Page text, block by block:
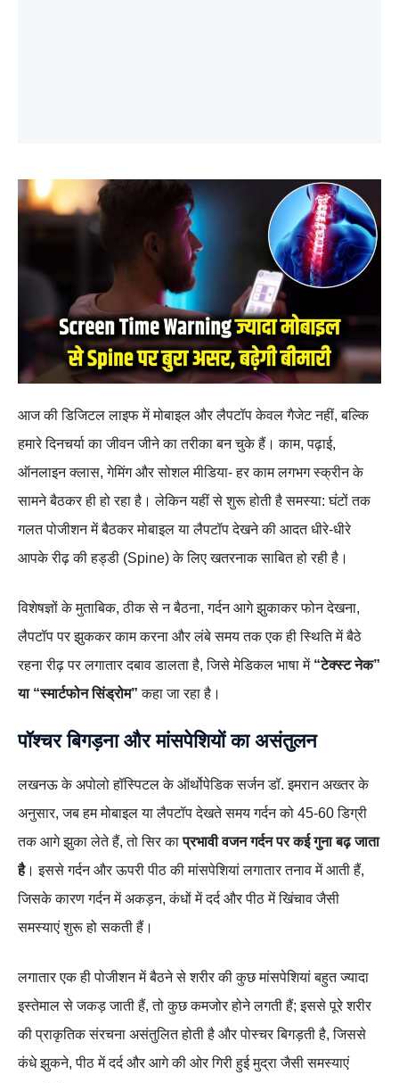
आज की डिजिटल लाइफ में मोबाइल और लैपटॉप केवल गैजेट नहीं, बल्कि
हमारे दिनचर्या का जीवन जीने का तरीका बन चुके हैं। काम, पढ़ाई,
ऑनलाइन क्लास, गेमिंग और सोशल मीडिया- हर काम लगभग स्क्रीन के
सामने बैठकर ही हो रहा है। लेकिन यहीं से शुरू होती है समस्या: घंटों तक
गलत पोजीशन में बैठकर मोबाइल या लैपटॉप देखने की आदत धीरे‑धीरे
आपके रीढ़ की हड्डी (Spine) के लिए खतरनाक साबित हो रही है।
विशेषज्ञों के मुताबिक, ठीक से न बैठना, गर्दन आगे झुकाकर फोन देखना,
लैपटॉप पर झुककर काम करना और लंबे समय तक एक ही स्थिति में बैठे
रहना रीढ़ पर लगातार दबाव डालता है, जिसे मेडिकल भाषा में “टेक्स्ट नेक”
या “स्मार्टफोन सिंड्रोम” कहा जा रहा है।
पॉश्चर बिगड़ना और मांसपेशियों का असंतुलन
लखनऊ के अपोलो हॉस्पिटल के ऑर्थोपेडिक सर्जन डॉ. इमरान अख्तर के
अनुसार, जब हम मोबाइल या लैपटॉप देखते समय गर्दन को 45-60 डिग्री
तक आगे झुका लेते हैं, तो सिर काप्रभावी वजन गर्दन पर कई गुना बढ़ जाता
है। इससे गर्दन और ऊपरी पीठ की मांसपेशियां लगातार तनाव में आती हैं,
जिसके कारण गर्दन में अकड़न, कंधों में दर्द और पीठ में खिंचाव जैसी
समस्याएं शुरू हो सकती हैं।
लगातार एक ही पोजीशन में बैठने से शरीर की कुछ मांसपेशियां बहुत ज्यादा
इस्तेमाल से जकड़ जाती हैं, तो कुछ कमजोर होने लगती हैं; इससे पूरे शरीर
की प्राकृतिक संरचना असंतुलित होती है और पोस्चर बिगड़ती है, जिससे
कंधे झुकने, पीठ में दर्द और आगे की ओर गिरी हुई मुद्रा जैसी समस्याएं